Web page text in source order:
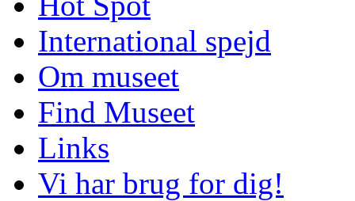
International spejd
Om museet
Find Museet
Links
Vi har brug for dig!